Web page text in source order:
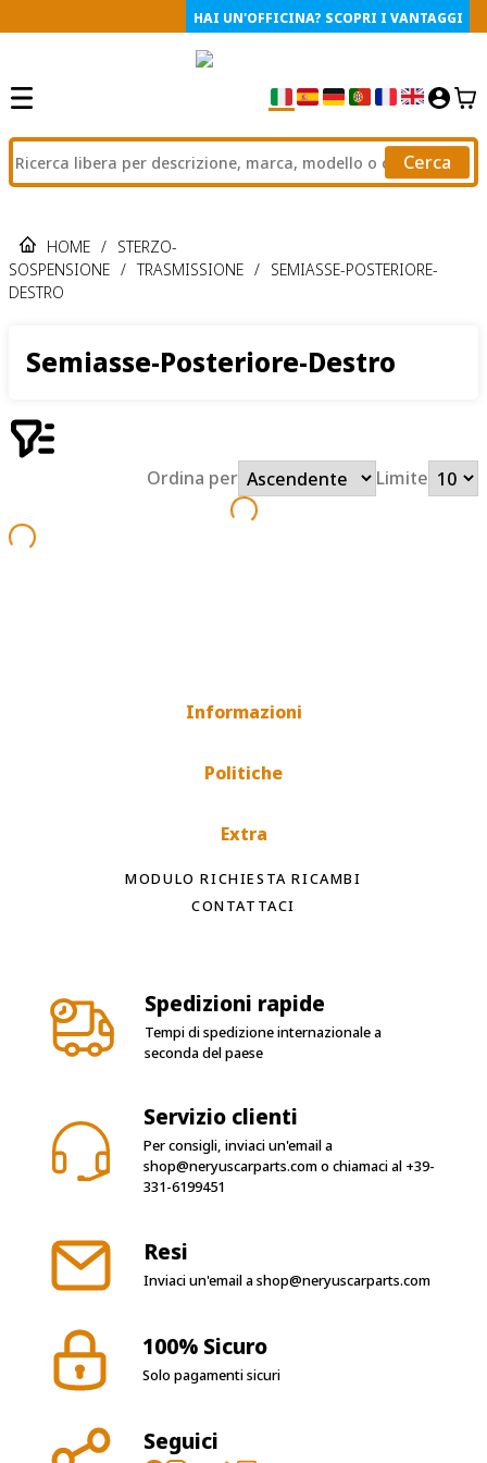
HAI UN'OFFICINA? SCOPRI I VANTAGGI
Cerca
HOME / STERZO-
SOSPENSIONE / TRASMISSIONE / SEMIASSE-POSTERIORE-
DESTRO
Semiasse-Posteriore-Destro
Ordina per Limite
Informazioni
Politiche
Extra
MODULO RICHIESTA RICAMBI
CONTATTACI
Spedizioni rapide
Tempi di spedizione internazionale a
seconda del paese
Servizio clienti
Per consigli, inviaci un'email a
shop@neryuscarparts.como chiamaci al +39-
331-6199451
Resi
Inviaci un'email ashop@neryuscarparts.com
100% Sicuro
Solo pagamenti sicuri
Seguici